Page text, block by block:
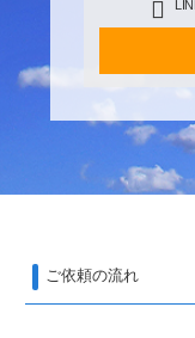
ご依頼の流れ